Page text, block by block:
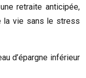
retraite anticipée,
la vie sans le stress
d’épargne inférieur